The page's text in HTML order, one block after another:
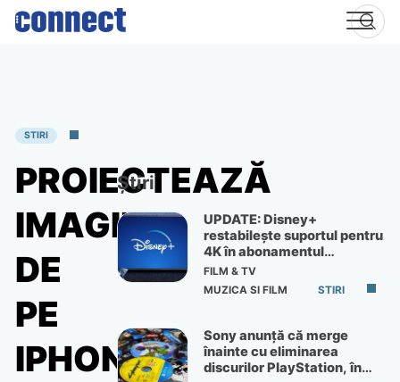
Skip
STIRI
PROIECTEAZĂ
IMAGINI
DE
PE
IPHONE
Știri
UPDATE: Disney+
restabilește suportul pentru
4K în abonamentul
Premium
FILM & TV
MUZICA SI FILM
STIRI
Sony anunță că merge
înainte cu eliminarea
discurilor PlayStation, în